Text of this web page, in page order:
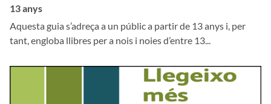
13 anys
Aquesta guia s’adreça a un públic a partir de 13 anys i, per
tant, engloba llibres per a nois i noies d’entre 13...